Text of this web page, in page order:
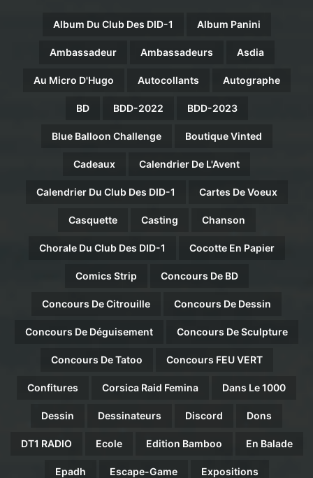
Album Du Club Des DID-1 Album Panini
Ambassadeur Ambassadeurs Asdia
Au Micro D'Hugo Autocollants Autographe
BD BDD-2022 BDD-2023
Blue Balloon Challenge Boutique Vinted
Cadeaux Calendrier De L'Avent
Calendrier Du Club Des DID-1 Cartes De Voeux
Casquette Casting Chanson
Chorale Du Club Des DID-1 Cocotte En Papier
Comics Strip Concours De BD
Concours De Citrouille Concours De Dessin
Concours De Déguisement Concours De Sculpture
Concours De Tatoo Concours FEU VERT
Confitures Corsica Raid Femina Dans Le 1000
Dessin Dessinateurs Discord Dons
DT1 RADIO Ecole Edition Bamboo En Balade
Epadh Escape-Game Expositions